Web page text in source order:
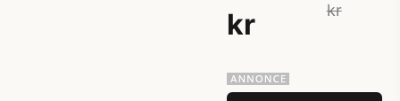
kr
kr